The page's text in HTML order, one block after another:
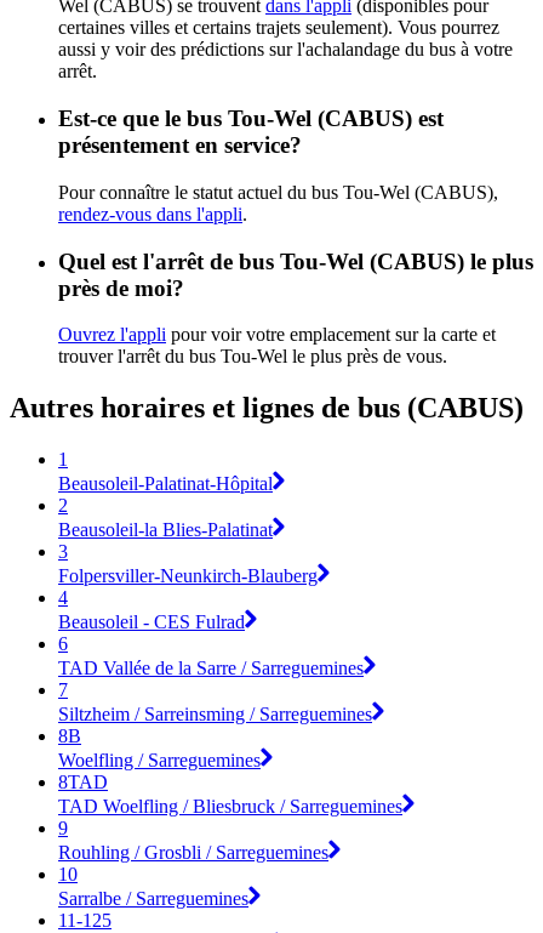
Wel (CABUS) se trouventdans l'appli (disponibles pour
certaines villes et certains trajets seulement). Vous pourrez
aussi y voir des prédictions sur l'achalandage du bus à votre
arrêt.
Est-ce que le bus Tou-Wel (CABUS) est
présentement en service?
Pour connaître le statut actuel du bus Tou-Wel (CABUS),
rendez-vous dans l'appli.
Quel est l'arrêt de bus Tou-Wel (CABUS) le plus
près de moi?
Ouvrez l'appli pour voir votre emplacement sur la carte et
trouver l'arrêt du bus Tou-Wel le plus près de vous.
Autres horaires et lignes de bus (CABUS)
1
Beausoleil-Palatinat-Hôpital
2
Beausoleil-la Blies-Palatinat
3
Folpersviller-Neunkirch-Blauberg
4
Beausoleil - CES Fulrad
6
TAD Vallée de la Sarre / Sarreguemines
7
Siltzheim / Sarreinsming / Sarreguemines
8B
Woelfling / Sarreguemines
8TAD
TAD Woelfling / Bliesbruck / Sarreguemines
9
Rouhling / Grosbli / Sarreguemines
10
Sarralbe / Sarreguemines
11-125